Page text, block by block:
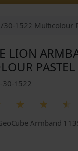
30-1522 Multicolour
LION
PASTEL
30-1522
Armband